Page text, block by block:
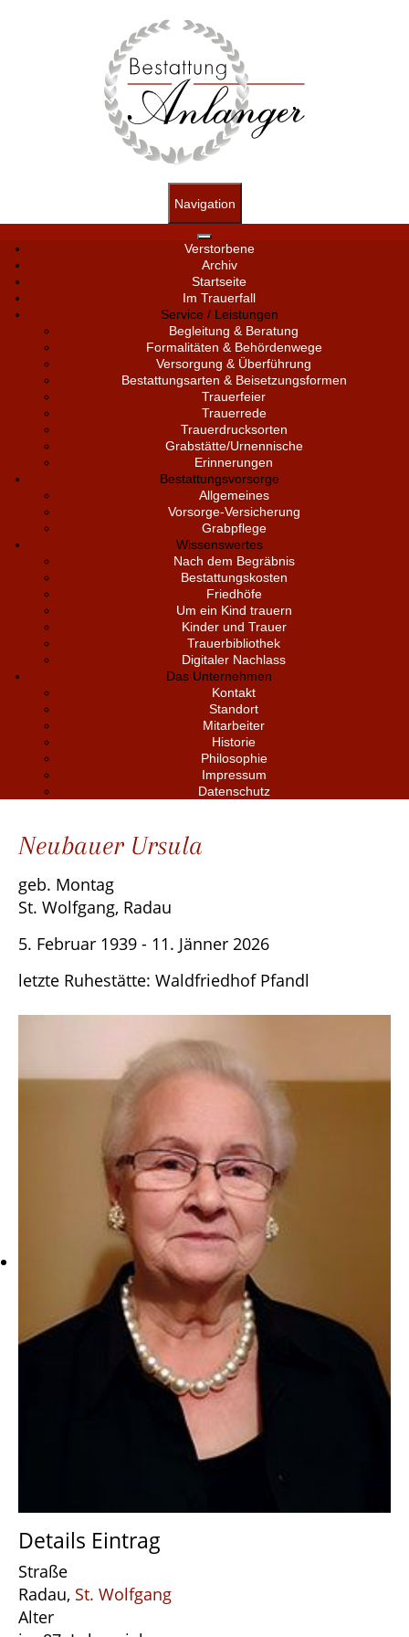
Navigation
Verstorbene
Archiv
Startseite
Im Trauerfall
Service / Leistungen
Begleitung & Beratung
Formalitäten & Behördenwege
Versorgung & Überführung
Bestattungsarten & Beisetzungsformen
Trauerfeier
Trauerrede
Trauerdrucksorten
Grabstätte/Urnennische
Erinnerungen
Bestattungsvorsorge
Allgemeines
Vorsorge-Versicherung
Grabpflege
Wissenswertes
Nach dem Begräbnis
Bestattungskosten
Friedhöfe
Um ein Kind trauern
Kinder und Trauer
Trauerbibliothek
Digitaler Nachlass
Das Unternehmen
Kontakt
Standort
Mitarbeiter
Historie
Philosophie
Impressum
Datenschutz
Neubauer Ursula
geb. Montag
St. Wolfgang, Radau
5. Februar 1939 - 11. Jänner 2026
letzte Ruhestätte: Waldfriedhof Pfandl
Details Eintrag
Straße
Radau, St. Wolfgang
Alter